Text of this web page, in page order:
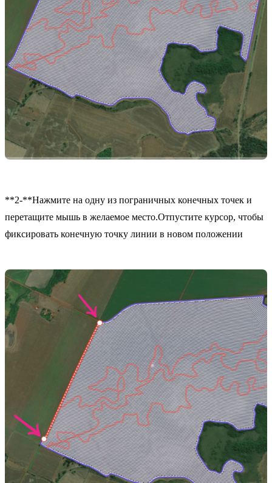
**2-**Нажмите на одну из пограничных конечных точек и
перетащите мышь в желаемое место.Отпустите курсор, чтобы
фиксировать конечную точку линии в новом положении